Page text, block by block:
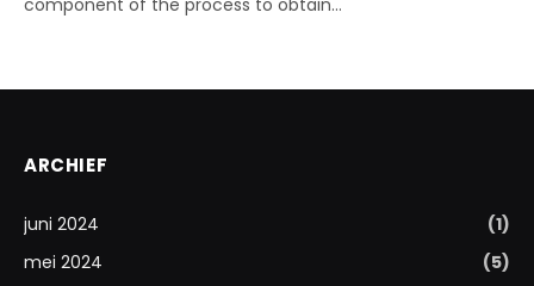
ARCHIEF
juni 2024
(1)
mei 2024
(5)